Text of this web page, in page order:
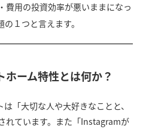
費用の投資効率が悪いままになっ
１つと言えます。
ーム特性とは何か？
「大切な人や大好きなことと、
れています。また「Instagramが